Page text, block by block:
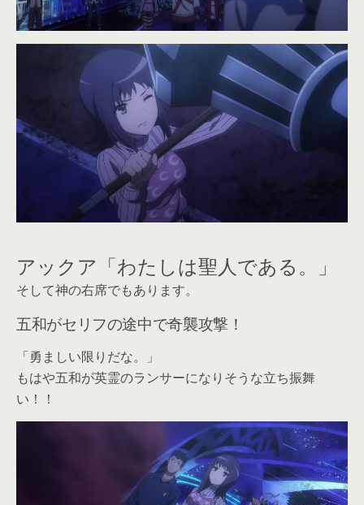
アックア「わたしは聖人である。」
そして神の右席でもあります。
五和がセリフの途中で奇襲攻撃！
「勇ましい限りだな。」
もはや五和が英霊のランサーになりそうな立ち振舞
い！！